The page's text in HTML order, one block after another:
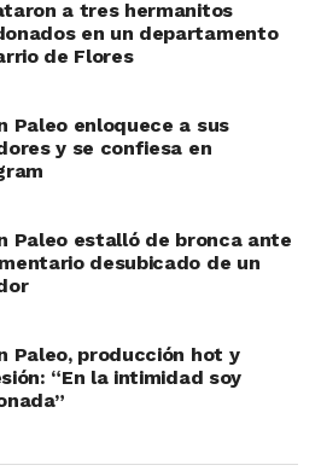
a tres hermanitos
en un departamento
de Flores
Paleo enloquece a sus
y se confiesa en
Paleo estalló de bronca ante
desubicado de un
Paleo, producción hot y
“En la intimidad soy